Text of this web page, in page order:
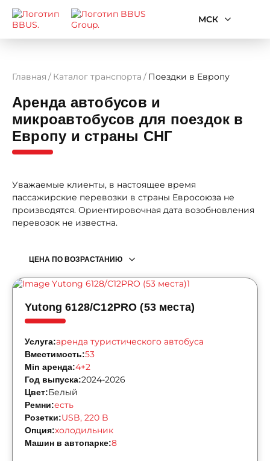
МСК
Главная Каталог транспорта Поездки в Европу
Аренда автобусов и
микроавтобусов для поездок в
Европу и страны СНГ
Уважаемые клиенты, в настоящее время
пассажирские перевозки в страны Евросоюза не
производятся. Ориентировочная дата возобновления
перевозок не известна.
ЦЕНА ПО ВОЗРАСТАНИЮ
Yutong 6128/C12PRO (53 места)
Услуга:аренда туристического автобуса
Вместимость:53
Min аренда:4+2
Год выпуска:2024-2026
Цвет:Белый
Ремни:есть
Розетки:USB, 220 B
Опция:холодильник
Машин в автопарке:8